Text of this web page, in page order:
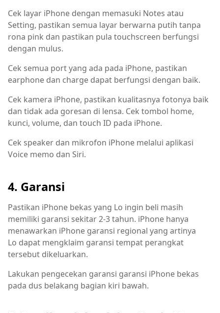
Cek layar iPhone dengan memasuki Notes atau
Setting, pastikan semua layar berwarna putih tanpa
rona pink dan pastikan pula touchscreen berfungsi
dengan mulus.
Cek semua port yang ada pada iPhone, pastikan
earphone dan charge dapat berfungsi dengan baik.
Cek kamera iPhone, pastikan kualitasnya fotonya baik
dan tidak ada goresan di lensa. Cek tombol home,
kunci, volume, dan touch ID pada iPhone.
Cek speaker dan mikrofon iPhone melalui aplikasi
Voice memo dan Siri.
4. Garansi
Pastikan iPhone bekas yang Lo ingin beli masih
memiliki garansi sekitar 2-3 tahun. iPhone hanya
menawarkan iPhone garansi regional yang artinya
Lo dapat mengklaim garansi tempat perangkat
tersebut dikeluarkan.
Lakukan pengecekan garansi garansi iPhone bekas
pada dus belakang bagian kiri bawah.